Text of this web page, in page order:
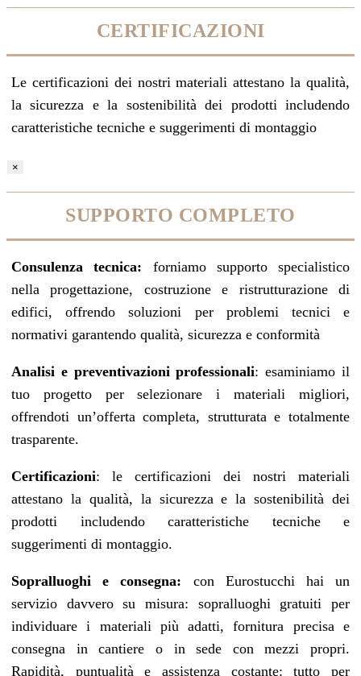
CERTIFICAZIONI
Le certificazioni dei nostri materiali attestano la qualità,
la sicurezza e la sostenibilità dei prodotti includendo
caratteristiche tecniche e suggerimenti di montaggio
×
SUPPORTO COMPLETO
Consulenza tecnica: forniamo supporto specialistico
nella progettazione, costruzione e ristrutturazione di
edifici, offrendo soluzioni per problemi tecnici e
normativi garantendo qualità, sicurezza e conformità
Analisi e preventivazioni professionali: esaminiamo il
tuo progetto per selezionare i materiali migliori,
offrendoti un’offerta completa, strutturata e totalmente
trasparente.
Certificazioni: le certificazioni dei nostri materiali
attestano la qualità, la sicurezza e la sostenibilità dei
prodotti includendo caratteristiche tecniche e
suggerimenti di montaggio.
Sopralluoghi e consegna: con Eurostucchi hai un
servizio davvero su misura: sopralluoghi gratuiti per
individuare i materiali più adatti, fornitura precisa e
consegna in cantiere o in sede con mezzi propri.
Rapidità, puntualità e assistenza costante: tutto per